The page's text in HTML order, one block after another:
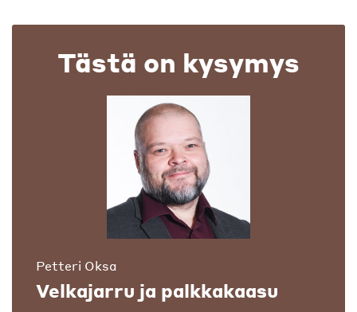
Tästä on kysymys
Petteri Oksa
Velkajarru ja palkkakaasu